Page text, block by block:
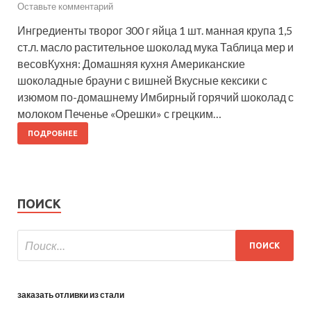
Оставьте комментарий
Ингредиенты творог 300 г яйца 1 шт. манная крупа 1,5
ст.л. масло растительное шоколад мука Таблица мер и
весовКухня: Домашняя кухня Американские
шоколадные брауни с вишней Вкусные кексики с
изюмом по-домашнему Имбирный горячий шоколад с
молоком Печенье «Орешки» с грецким…
ПОДРОБНЕЕ
ПОИСК
заказать отливки из стали